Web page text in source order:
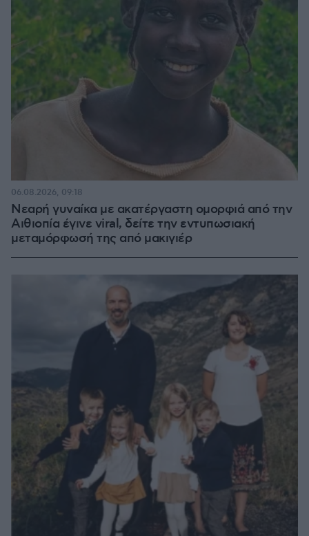
Νεαρή γυναίκα με ακατέργαστη ομορφιά από την
Αιθιοπία έγινε viral, δείτε την εντυπωσιακή
μεταμόρφωσή της από μακιγιέρ
06.08.2026, 09:18